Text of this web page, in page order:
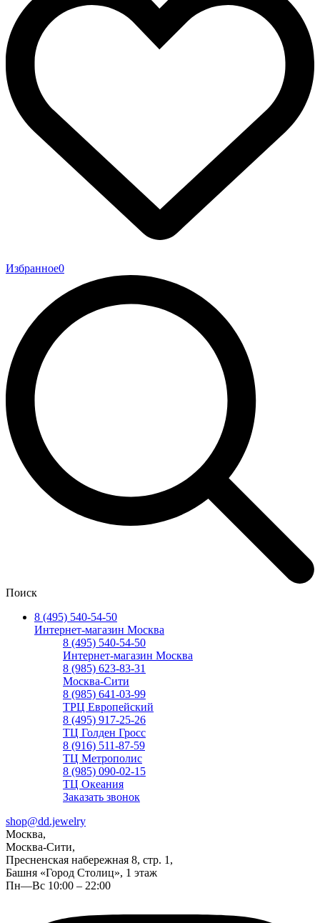
Избранное0
Поиск
8 (495) 540-54-50
Интернет-магазин Москва
8 (495) 540-54-50
Интернет-магазин Москва
8 (985) 623-83-31
Москва-Сити
8 (985) 641-03-99
ТРЦ Европейский
8 (495) 917-25-26
ТЦ Голден Гросс
8 (916) 511-87-59
ТЦ Метрополис
8 (985) 090-02-15
ТЦ Океания
Заказать звонок
shop@dd.jewelry
Москва,
Москва-Сити,
Пресненская набережная 8, стр. 1,
Башня «Город Столиц», 1 этаж
Пн—Вс 10:00 – 22:00